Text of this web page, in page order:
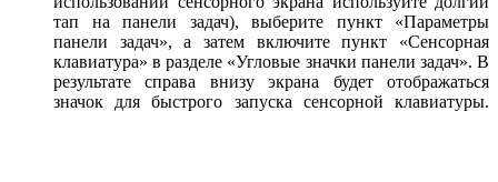
тап на панели задач), выберите пункт «Параметры
панели задач», а затем включите пункт «Сенсорная
клавиатура» в разделе «Угловые значки панели задач». В
результате справа внизу экрана будет отображаться
значок для быстрого запуска сенсорной клавиатуры.